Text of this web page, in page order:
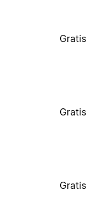
Gratis
Gratis
Gratis